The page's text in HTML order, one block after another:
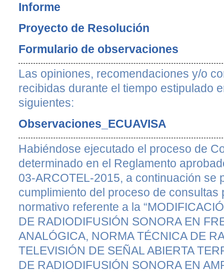
Informe
Proyecto de Resolución
Formulario de observaciones
Las opiniones, recomendaciones y/o
recibidas durante el tiempo estipulado
siguientes:
Observaciones_ECUAVISA
Habiéndose ejecutado el proceso de
determinado en el Reglamento
03-ARCOTEL-2015, a continuación se
cumplimiento del proceso de consultas
normativo referente a la
DE RADIODIFUSIÓN SONORA EN
ANALÓGICA, NORMA TÉCNICA DE
TELEVISIÓN DE SEÑAL ABIERTA
DE RADIODIFUSIÓN SONORA EN